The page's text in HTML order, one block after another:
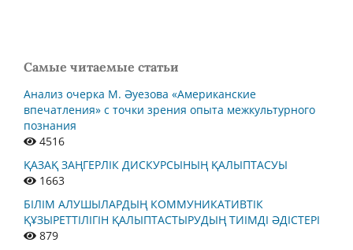
Самые читаемые статьи
Анализ очерка М. Әуезова «Американские
впечатления» с точки зрения опыта межкультурного
познания
4516
ҚАЗАҚ ЗАҢГЕРЛІК ДИСКУРСЫНЫҢ ҚАЛЫПТАСУЫ
1663
БІЛІМ АЛУШЫЛАРДЫҢ КОММУНИКАТИВТІК
ҚҰЗЫРЕТТІЛІГІН ҚАЛЫПТАСТЫРУДЫҢ ТИІМДІ ӘДІСТЕРІ
879